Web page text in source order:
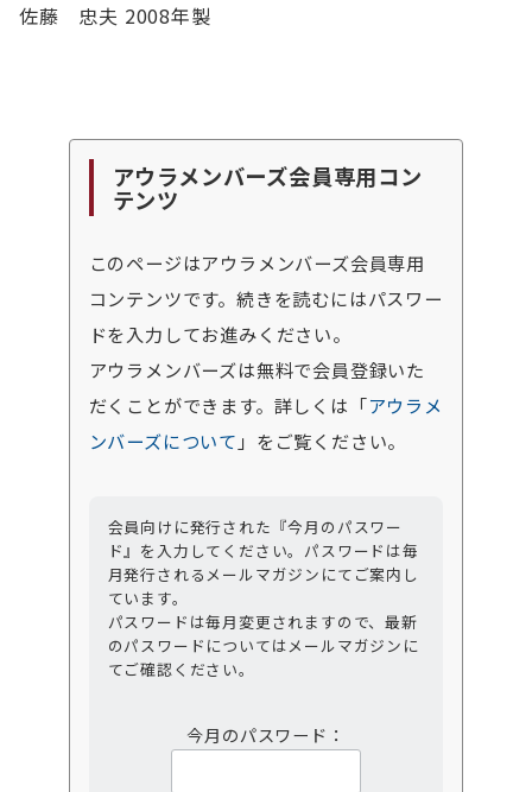
佐藤 忠夫 2008年製
アウラメンバーズ会員専用コン
テンツ
このページはアウラメンバーズ会員専用
コンテンツです。続きを読むにはパスワー
ドを入力してお進みください。
アウラメンバーズは無料で会員登録いた
だくことができます。詳しくは「アウラメ
ンバーズについて 」をご覧ください。
会員向けに発行された『今月のパスワー
ド』を入力してください。パスワードは毎
月発行されるメールマガジンにてご案内し
ています。
パスワードは毎月変更されますので、最新
のパスワードについてはメールマガジンに
てご確認ください。
今月のパスワード：